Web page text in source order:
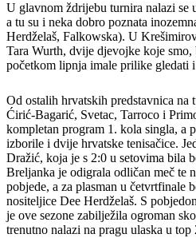
U glavnom ždrijebu turnira nalazi se
a tu su i neka dobro poznata
Herdželaš, Falkowska). U
Tara Wurth, dvije djevojke koje
početkom lipnja imale prilike gledati
Od ostalih hrvatskih predstavnica na
Ćirić-Bagarić, Svetac, Tarroco i
kompletan program 1. kola singla, a
izborile i dvije hrvatske tenisačice.
Dražić, koja je s 2:0 u setovima bila
Breljanka je odigrala odličan meč te
pobjede, a za plasman u četvrtfinale
nositeljice Dee Herdželaš. S
je ove sezone zabilježila ogroman
trenutno nalazi na pragu ulaska u top